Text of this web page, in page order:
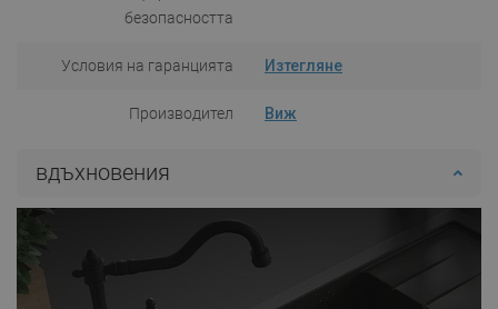
безопасността
Условия на гаранцията Изтегляне
Производител Виж
вдъхновения